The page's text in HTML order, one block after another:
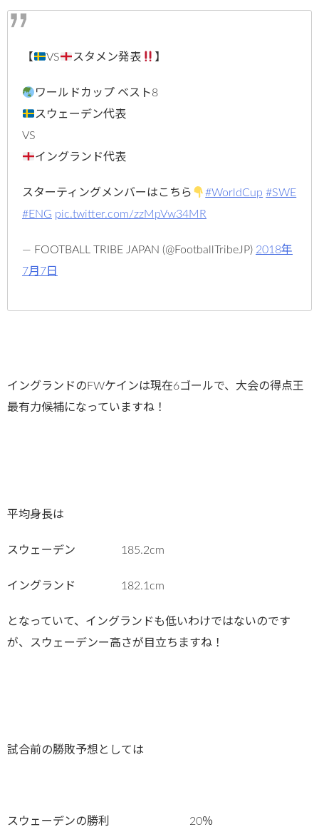
【 VS スタメン発表 】
ワールドカップ ベスト8
スウェーデン代表
VS
イングランド代表
スターティングメンバーはこちら #WorldCup #SWE
#ENG pic.twitter.com/zzMpVw34MR
— FOOTBALL TRIBE JAPAN (@FootballTribeJP) 2018年
7月7日
イングランドのFWケインは現在6ゴールで、大会の得点王
最有力候補になっていますね！
平均身長は
スウェーデン 185.2cm
イングランド 182.1cm
となっていて、イングランドも低いわけではないのです
が、スウェーデンー高さが目立ちますね！
試合前の勝敗予想としては
スウェーデンの勝利 20％